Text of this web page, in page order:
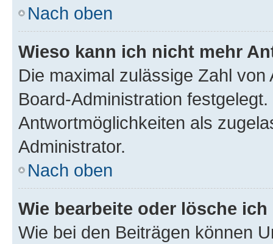
Nach oben
Wieso kann ich nicht mehr
Die maximal zulässige Zahl
Board-Administration
Antwortmöglichkeiten als
Administrator.
Nach oben
Wie bearbeite oder lösche
Wie bei den Beiträgen können